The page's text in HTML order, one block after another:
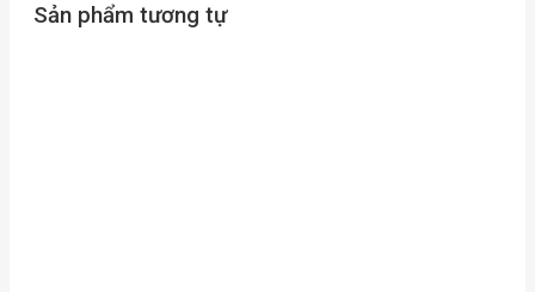
Sản phẩm tương tự